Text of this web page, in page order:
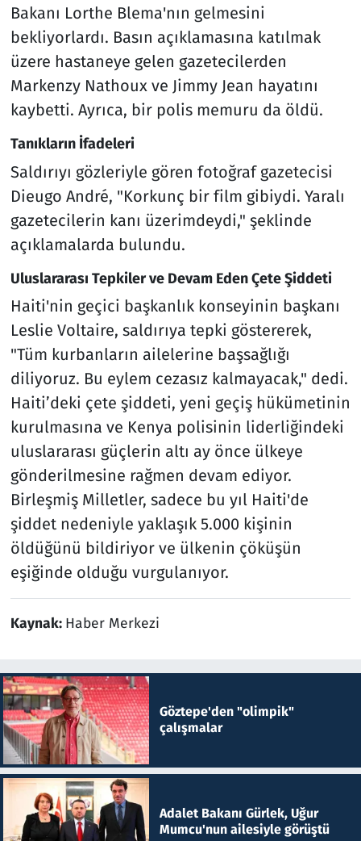
Bakanı Lorthe Blema'nın gelmesini
bekliyorlardı. Basın açıklamasına katılmak
üzere hastaneye gelen gazetecilerden
Markenzy Nathoux ve Jimmy Jean hayatını
kaybetti. Ayrıca, bir polis memuru da öldü.
Tanıkların İfadeleri
Saldırıyı gözleriyle gören fotoğraf gazetecisi
Dieugo André, "Korkunç bir film gibiydi. Yaralı
gazetecilerin kanı üzerimdeydi," şeklinde
açıklamalarda bulundu.
Uluslararası Tepkiler ve Devam Eden Çete Şiddeti
Haiti'nin geçici başkanlık konseyinin başkanı
Leslie Voltaire, saldırıya tepki göstererek,
"Tüm kurbanların ailelerine başsağlığı
diliyoruz. Bu eylem cezasız kalmayacak," dedi.
Haiti’deki çete şiddeti, yeni geçiş hükümetinin
kurulmasına ve Kenya polisinin liderliğindeki
uluslararası güçlerin altı ay önce ülkeye
gönderilmesine rağmen devam ediyor.
Birleşmiş Milletler, sadece bu yıl Haiti'de
şiddet nedeniyle yaklaşık 5.000 kişinin
öldüğünü bildiriyor ve ülkenin çöküşün
eşiğinde olduğu vurgulanıyor.
Kaynak: Haber Merkezi
Göztepe'den "olimpik"
çalışmalar
Adalet Bakanı Gürlek, Uğur
Mumcu'nun ailesiyle görüştü